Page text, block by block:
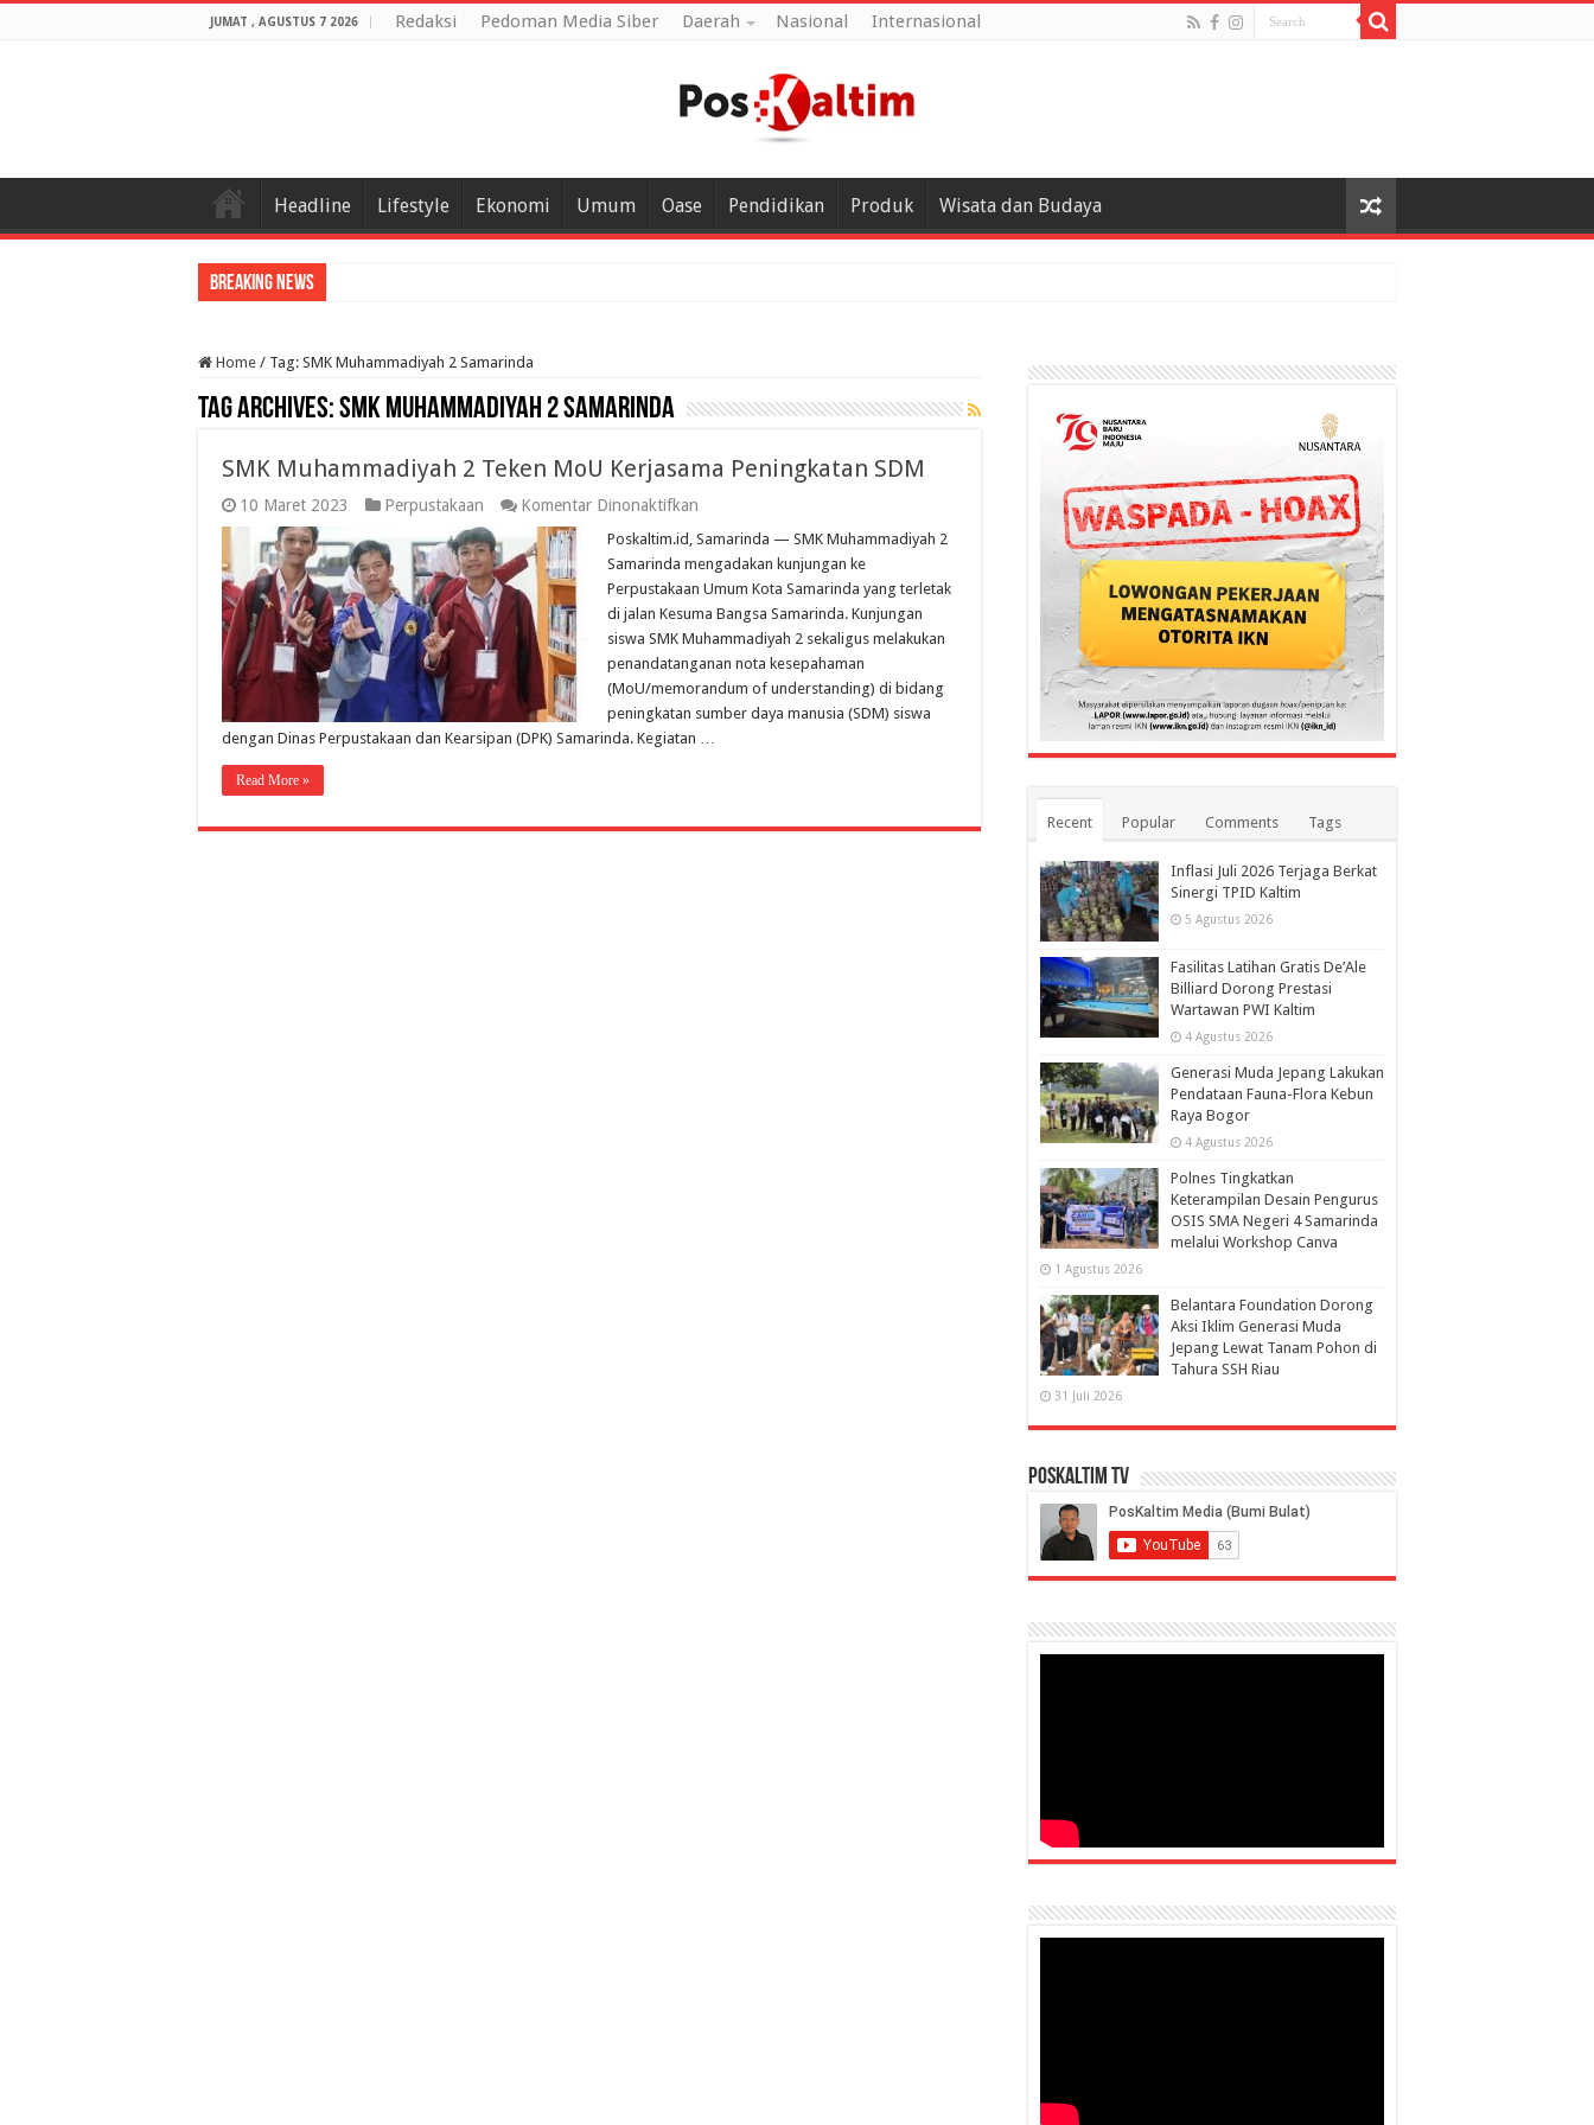
JUMAT , AGUSTUS 7 2026 Redaksi Pedoman Media Siber Daerah Nasional Internasional
Headline Lifestyle Ekonomi Umum Oase Pendidikan Produk Wisata dan Budaya
Breaking News
Home / Tag: SMK Muhammadiyah 2 Samarinda
Tag Archives:SMK Muhammadiyah 2 Samarinda
SMK Muhammadiyah 2 Teken MoU Kerjasama Peningkatan SDM
10 Maret 2023 Perpustakaan Komentar Dinonaktifkan
Muhammadiyah
2
Teken
MoU
Kerjasama
Peningkatan
Poskaltim.id, Samarinda — SMK Muhammadiyah 2
Samarinda mengadakan kunjungan ke
Perpustakaan Umum Kota Samarinda yang terletak
di jalan Kesuma Bangsa Samarinda. Kunjungan
siswa SMK Muhammadiyah 2 sekaligus melakukan
penandatanganan nota kesepahaman
(MoU/memorandum of understanding) di bidang
peningkatan sumber daya manusia (SDM) siswa
dengan Dinas Perpustakaan dan Kearsipan (DPK) Samarinda. Kegiatan …
Read More »
Recent Popular Comments Tags
Inflasi Juli 2026 Terjaga Berkat
Sinergi TPID Kaltim
5 Agustus 2026
Fasilitas Latihan Gratis De’Ale
Billiard Dorong Prestasi
Wartawan PWI Kaltim
4 Agustus 2026
Generasi Muda Jepang Lakukan
Pendataan Fauna-Flora Kebun
Raya Bogor
4 Agustus 2026
Polnes Tingkatkan
Keterampilan Desain Pengurus
OSIS SMA Negeri 4 Samarinda
melalui Workshop Canva
1 Agustus 2026
Belantara Foundation Dorong
Aksi Iklim Generasi Muda
Jepang Lewat Tanam Pohon di
Tahura SSH Riau
31 Juli 2026
PosKaltim TV